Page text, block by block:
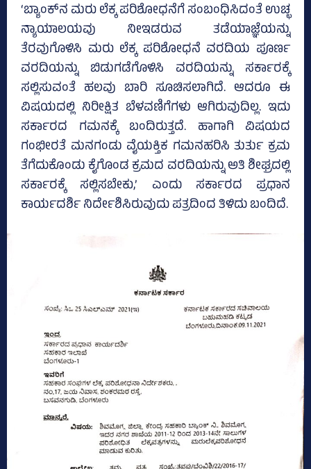
‘ಬ್ಯಾಂಕ್‌ನ ಮರು ಲೆಕ್ಕ ಪರಿಶೋಧನೆಗೆ ಸಂಬಂಧಿಸಿದಂತೆ ಉಚ್ಛ
ನ್ಯಾಯಾಲಯವು ನೀಇಡರುವ ತಡೆಯಾಜ್ಞೆಯನ್ನು
ತೆರವುಗೊಳಿಸಿ ಮರು ಲೆಕ್ಕ ಪರಿಶೋಧನೆ ವರದಿಯ ಪೂರ್ಣ
ವರದಿಯನ್ನು ಬಿಡುಗಡೆಗೊಳಿಸಿ ವರದಿಯನ್ನು ಸರ್ಕಾರಕ್ಕೆ
ಸಲ್ಲಿಸುವಂತೆ ಹಲವು ಬಾರಿ ಸೂಚಿಸಲಾಗಿದೆ. ಆದರೂ ಈ
ವಿಷಯದಲ್ಲಿ ನಿರೀಕ್ಷಿತ ಬೆಳವಣಿಗೆಗಳು ಆಗಿರುವುದಿಲ್ಲ. ಇದು
ಸರ್ಕಾರದ ಗಮನಕ್ಕೆ ಬಂದಿರುತ್ತದೆ. ಹಾಗಾಗಿ ವಿಷಯದ
ಗಂಭೀರತೆ ಮನಗಂಡು ವೈಯಕ್ತಿಕ ಗಮನಹರಿಸಿ ತುರ್ತು ಕ್ರಮ
ತೆಗೆದುಕೊಂಡು ಕೈಗೊಂಡ ಕ್ರಮದ ವರದಿಯನ್ನು ಅತಿ ಶೀಘ್ರದಲ್ಲಿ
ಸರ್ಕಾರಕ್ಕೆ ಸಲ್ಲಿಸಬೇಕು,’ ಎಂದು ಸರ್ಕಾರದ ಪ್ರಧಾನ
ಕಾರ್ಯದರ್ಶಿ ನಿರ್ದೇಶಿಸಿರುವುದು ಪತ್ರದಿಂದ ತಿಳಿದು ಬಂದಿದೆ.